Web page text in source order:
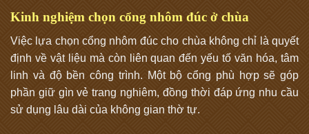
Kinh nghiệm chọn cổng nhôm đúc ở chùa
Việc lựa chọn cổng nhôm đúc cho chùa không chỉ là quyết
định về vật liệu mà còn liên quan đến yếu tố văn hóa, tâm
linh và độ bền công trình. Một bộ cổng phù hợp sẽ góp
phần giữ gìn vẻ trang nghiêm, đồng thời đáp ứng nhu cầu
sử dụng lâu dài của không gian thờ tự.